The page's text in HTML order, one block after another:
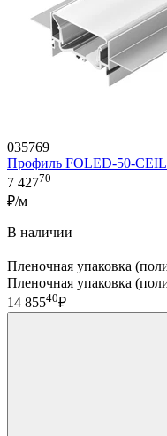
035769
Профиль FOLED-50-
7 42770
₽/м
В наличии
Пленочная упаковка
Пленочная упаковка
14 85540₽